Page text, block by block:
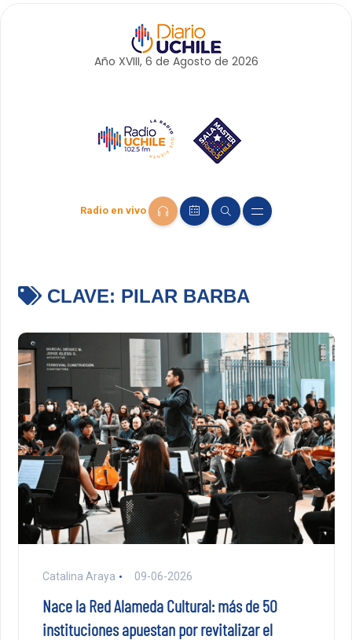
Año XVIII, 6 de Agosto de 2026
Radio en vivo
CLAVE: PILAR BARBA
Catalina Araya 09-06-2026
Nace la Red Alameda Cultural: más de 50
instituciones apuestan por revitalizar el